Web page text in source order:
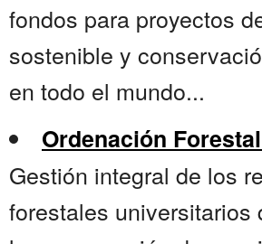
fondos para proyectos
sostenible y
en todo el mundo...
Ordenación
Gestión integral de los
forestales universitarios